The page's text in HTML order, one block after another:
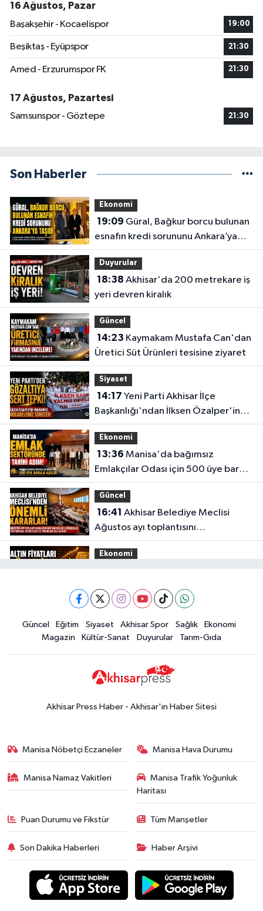
16 Ağustos, Pazar
Başakşehir - Kocaelispor
19:00
Beşiktaş - Eyüpspor 21:30
Amed - Erzurumspor FK 21:30
17 Ağustos, Pazartesi
Samsunspor - Göztepe
21:30
Son Haberler
Ekonomi
19:09
esnafın kredi sorununu Ankara’ya
taşıdı
Duyurular
18:38
yeri devren kiralık
Güncel
14:23
Üretici Süt Ürünleri tesisine ziyaret
Siyaset
14:17
Başkanlığı'ndan İlksen Özalper'in
gözaltına alınmasına tepki
Ekonomi
13:36
Emlakçılar Odası için 500 üye barajı
aşıldı
Güncel
16:41
Ağustos ayı toplantısını
gerçekleştirdi
Ekonomi
15:02Akhisar'da sıcak hava etkisini
sürdürüyor! İşte 5 günlük hava
Güncel
14:53
Çanakkale'nin tarihini yerinde
yaşadı
Yerel Haber
19:00Kadın ve Çocuk Giyimde Yeni
Dönem: Minik Terzi’den Anne-
Çocuk Stilini Tamamlayan
Koleksiyonlar
Güncel
Güncel Eğitim Siyaset Akhisar Spor Sağlık
Ekonomi
Magazin
Kültür-Sanat Duyurular Tarım-Gıda
Akhisar Press Haber - Akhisar'ın Haber Sitesi
Manisa Nöbetçi Eczaneler Manisa Hava Durumu
Manisa Namaz Vakitleri
Manisa Trafik Yoğunluk
Haritası
Puan Durumu ve Fikstür Tüm Manşetler
Son Dakika Haberleri Haber Arşivi